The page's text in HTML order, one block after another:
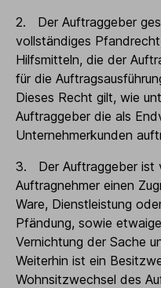
2. Der Auftraggeber
vollständiges
Hilfsmitteln, die der
für die
Dieses Recht gilt, wie
Auftraggeber die als
Unternehmerkunden
3. Der Auftraggeber ist
Auftragnehmer einen
Ware, Dienstleistung
Pfändung, sowie
Vernichtung der Sache
Weiterhin ist ein
Wohnsitzwechsel des